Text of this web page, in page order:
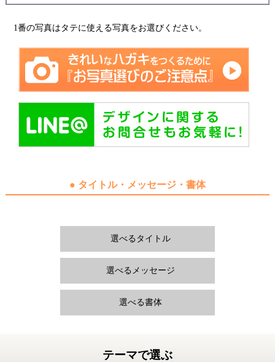
1番の写真はタテに使える写真をお選びください。
● タイトル・メッセージ・書体
選べるタイトル
選べるメッセージ
選べる書体
テーマで選ぶ